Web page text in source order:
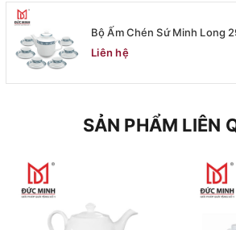
Bộ Ấm Chén Sứ Minh Long
Liên hệ
SẢN PHẨM LIÊN